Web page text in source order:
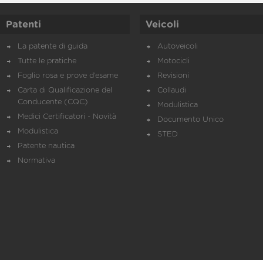
Patenti
La patente di guida
Tutte le pratiche
Foglio rosa e prove d’esame
Carta di Qualificazione del
Conducente (CQC)
Medici Certificatori - Novità
Modulistica
Patente nautica
Normativa
Veicoli
Autoveicoli
Motocicli
Revisioni
Collaudi
Modulistica
Documento Unico
STED